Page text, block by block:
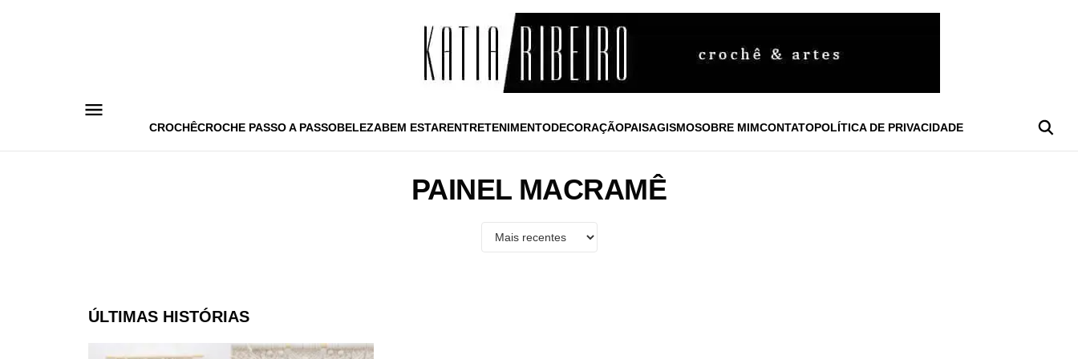
CROCHÊCROCHE PASSO A PASSOBELEZABEM ESTARENTRETENIMENTODECORAÇÃOPAISAGISMOSOBRE MIMCONTATOPOLÍTICA DE PRIVACIDADE
PAINEL MACRAMÊ
ÚLTIMAS HISTÓRIAS